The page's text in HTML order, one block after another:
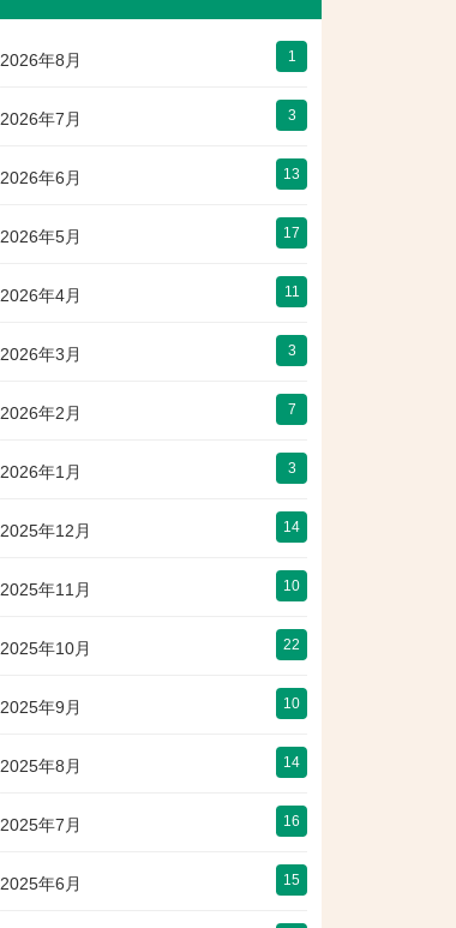
2026年8月 1
2026年7月 3
2026年6月 13
2026年5月 17
2026年4月 11
2026年3月 3
2026年2月 7
2026年1月 3
2025年12月 14
2025年11月 10
2025年10月 22
2025年9月 10
2025年8月 14
2025年7月 16
2025年6月 15